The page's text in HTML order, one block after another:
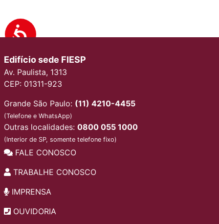
Edifício sede FIESP
Av. Paulista, 1313
CEP: 01311-923
Grande São Paulo: (11) 4210-4455
(Telefone e WhatsApp)
Outras localidades: 0800 055 1000
(Interior de SP, somente telefone fixo)
FALE CONOSCO
TRABALHE CONOSCO
IMPRENSA
OUVIDORIA